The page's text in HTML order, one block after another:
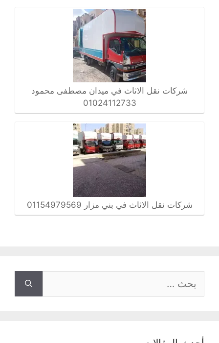
شركات نقل الاثاث في ميدان مصطفى محمود
01024112733
شركات نقل الاثاث في بني مزار 01154979569
عن: